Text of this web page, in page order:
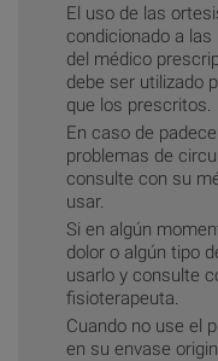
El uso de las
condicionado a
del médico
debe ser utilizado
que los prescritos.
En caso de
problemas de
consulte con su
usar.
Si en algún
dolor o algún tipo
usarlo y consulte
fisioterapeuta.
Cuando no use el
en su envase